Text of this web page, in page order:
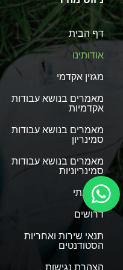
דף הבית
אודותינו
מגזין אקדמי
מאמרים בנושא עבודות
אקדמיות
מאמרים בנושא עבודות
סמינריון
מאמרים בנושא עבודות
סמינריוניות
קוד אתי
דרושים
תנאי שירות ואחריות
הסטודנטים
הצהרת נגישות